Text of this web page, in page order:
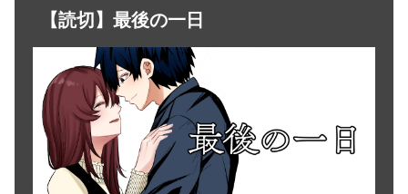
【読切】最後の一日